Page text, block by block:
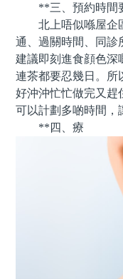
**三、預約時間
北上唔似喺屋企區
通、過關時間、同診
建議即刻進食顔色深
連茶都要忍幾日。所
好沖沖忙忙做完又趕
可以計劃多啲時間，
**四、療